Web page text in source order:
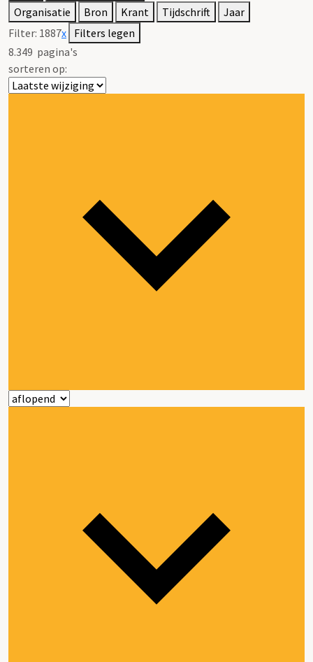
Organisatie
Bron Krant Tijdschrift
Jaar
Filter: 1887x Filters legen
8.349 pagina's
sorteren op: